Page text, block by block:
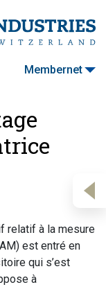
Membernet
relatif à la mesure
est entré en
qui s’est
à